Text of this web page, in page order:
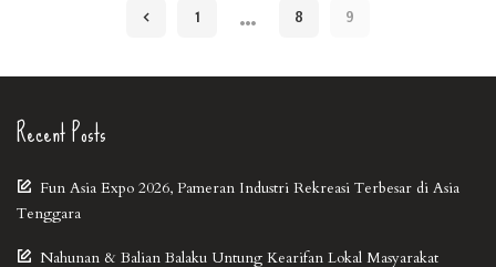
1 … 8 9
Recent Posts
Fun Asia Expo 2026, Pameran Industri Rekreasi Terbesar di Asia
Tenggara
Nahunan & Balian Balaku Untung Kearifan Lokal Masyarakat